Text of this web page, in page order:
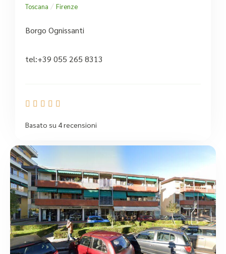
Toscana / Firenze
Borgo Ognissanti
tel:+39 055 265 8313
    
Basato su 4 recensioni